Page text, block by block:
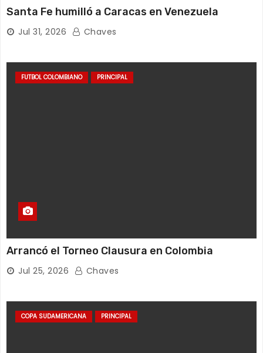
Santa Fe humilló a Caracas en Venezuela
Jul 31, 2026 Chaves
FUTBOL COLOMBIANO PRINCIPAL
Arrancó el Torneo Clausura en Colombia
Jul 25, 2026 Chaves
COPA SUDAMERICANA PRINCIPAL